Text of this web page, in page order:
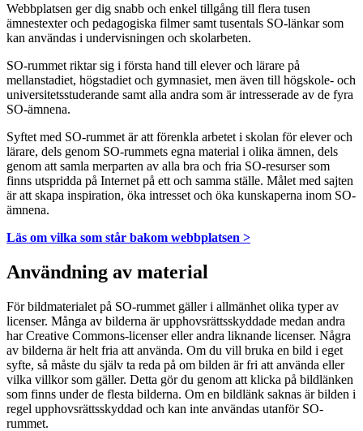
Webbplatsen ger dig snabb och enkel tillgång till flera tusen
ämnestexter och pedagogiska filmer samt tusentals SO-länkar som
kan användas i undervisningen och skolarbeten.
SO-rummet riktar sig i första hand till elever och lärare på
mellanstadiet, högstadiet och gymnasiet, men även till högskole- och
universitetsstuderande samt alla andra som är intresserade av de fyra
SO-ämnena.
Syftet med SO-rummet är att förenkla arbetet i skolan för elever och
lärare, dels genom SO-rummets egna material i olika ämnen, dels
genom att samla merparten av alla bra och fria SO-resurser som
finns utspridda på Internet på ett och samma ställe. Målet med sajten
är att skapa inspiration, öka intresset och öka kunskaperna inom SO-
ämnena.
Läs om vilka som står bakom webbplatsen >
Användning av material
För bildmaterialet på SO-rummet gäller i allmänhet olika typer av
licenser. Många av bilderna är upphovsrättsskyddade medan andra
har Creative Commons-licenser eller andra liknande licenser. Några
av bilderna är helt fria att använda. Om du vill bruka en bild i eget
syfte, så måste du själv ta reda på om bilden är fri att använda eller
vilka villkor som gäller. Detta gör du genom att klicka på bildlänken
som finns under de flesta bilderna. Om en bildlänk saknas är bilden i
regel upphovsrättsskyddad och kan inte användas utanför SO-
rummet.